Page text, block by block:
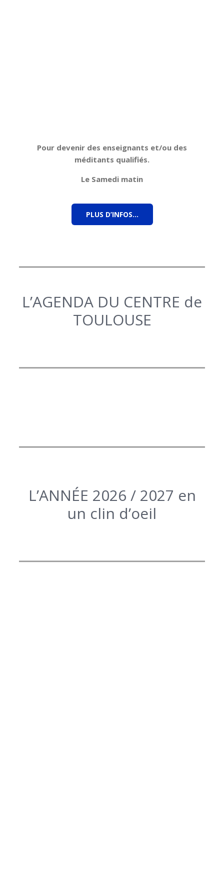
Pour devenir des enseignants et/ou des
méditants qualifiés.
Le Samedi matin
PLUS D’INFOS…
L’AGENDA DU CENTRE de
TOULOUSE
L’ANNÉE 2026 / 2027 en
un clin d’oeil